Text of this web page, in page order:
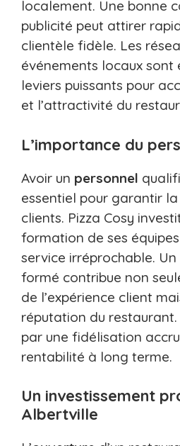
localement. Une bonne
publicité peut attirer
clientèle fidèle. Les
événements locaux sont
leviers puissants pour
et l’attractivité du
L’importance du
Avoir un personnel
essentiel pour garantir
clients. Pizza Cosy
formation de ses
service irréprochable.
formé contribue non
de l’expérience client
réputation du
par une fidélisation
rentabilité à long terme.
Un investissement
Albertville